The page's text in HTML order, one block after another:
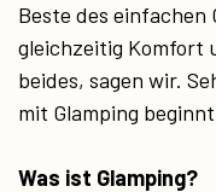
Beste des einfachen
gleichzeitig Komfort
beides, sagen wir.
mit Glamping
Was ist Glamping?